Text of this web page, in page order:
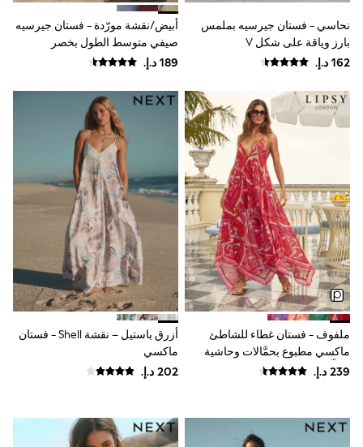
Monsoon
River Island
SCHOOWEAR
All Boys Schoolwear
Trousers
Shorts
Shirts
Polo Shirts
Sweatshirts & Jumpers
Coats & Jackets
Underwear
Socks
Multipacks
All Boys Sport & Swimwear
Trainers & Pumps
Swimwear
Tops
Shorts
Joggers
adidas
Nike
All Girls Schoolwear
Shoes
نحاسي - فستان جيرسيه بملمس
بارز وياقة على شكل V
أبيض/نقشة مورّدة - فستان جيرسيه
صيفي متوسط الطول بخصر
كشكشة
ملفوف - فستان غطاء للشاطئ
ماكسي مطبوع بحمَّالات وحاشية
متدلِّية من Lipsy
أزرق باستيل – نقشة Shell - فستان
ماكسي